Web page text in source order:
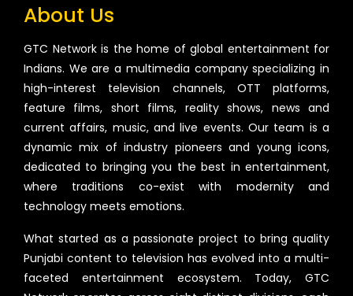
About Us
GTC Network is the home of global entertainment for
Indians. We are a multimedia company specializing in
high-interest television channels, OTT platforms,
feature films, short films, reality shows, news and
current affairs, music, and live events. Our team is a
dynamic mix of industry pioneers and young icons,
dedicated to bringing you the best in entertainment,
where traditions co-exist with modernity and
technology meets emotions.
What started as a passionate project to bring quality
Punjabi content to television has evolved into a multi-
faceted entertainment ecosystem. Today, GTC